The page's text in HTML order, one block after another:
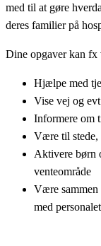
med til at gøre
deres familier på
Dine opgaver kan fx
Hjælpe med
Vise vej og
Informere om
Være til stede,
Aktivere børn
venteområde
Være sammen
med personalet